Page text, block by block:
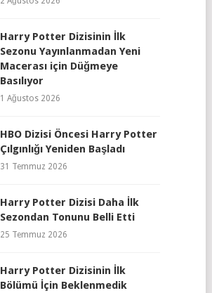
Harry Potter Dizisinin İlk
Sezonu Yayınlanmadan Yeni
Macerası için Düğmeye
Basılıyor
1 Ağustos 2026
HBO Dizisi Öncesi Harry Potter
Çılgınlığı Yeniden Başladı
31 Temmuz 2026
Harry Potter Dizisi Daha İlk
Sezondan Tonunu Belli Etti
25 Temmuz 2026
Harry Potter Dizisinin İlk
Bölümü İçin Beklenmedik